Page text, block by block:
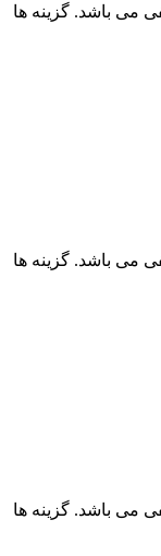
می باشد. گزینه ها
می باشد. گزینه ها
می باشد. گزینه ها